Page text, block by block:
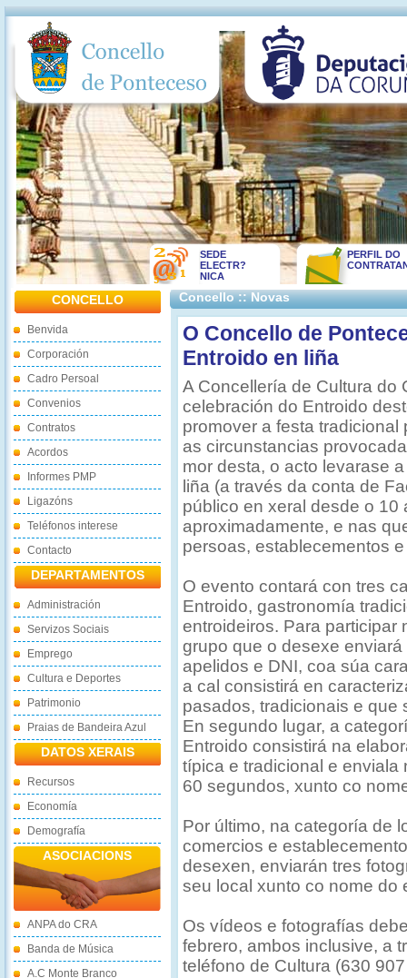
SEDE
ELECTR?
NICA
PERFIL DO
CONCELLO
Benvida
Corporación
Cadro Persoal
Convenios
Contratos
Acordos
Informes PMP
Ligazóns
Teléfonos interese
Contacto
DEPARTAMENTOS
Administración
Servizos Sociais
Emprego
Cultura e Deportes
Patrimonio
Praias de Bandeira Azul
DATOS XERAIS
Recursos
Economía
Demografía
ASOCIACIONS
ANPA do CRA
Banda de Música
A.C Monte Branco
Concello :: Novas
O Concello de
Entroido en liña
A Concellería de Cultura do
celebración do Entroido
promover a festa
as circunstancias
mor desta, o acto levarase
liña (a través da conta de
público en xeral desde o 10
aproximadamente, e nas
persoas, establecementos
O evento contará con tres
Entroido, gastronomía
entroideiros. Para participar
grupo que o desexe
apelidos e DNI, coa súa
a cal consistirá en
pasados, tradicionais e que
En segundo lugar, a
Entroido consistirá na
típica e tradicional e
60 segundos, xunto co
Por último, na categoría de
comercios e
desexen, enviarán tres
seu local xunto co nome do
Os vídeos e fotografías
febrero, ambos inclusive, a
teléfono de Cultura (630